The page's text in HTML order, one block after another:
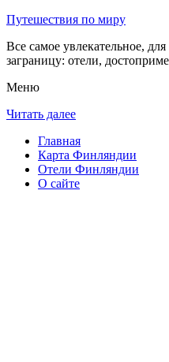
Путешествия по миру
Все самое увлекательное,
заграницу: отели,
Меню
Читать далее
Главная
Карта Финляндии
Отели Финляндии
О сайте